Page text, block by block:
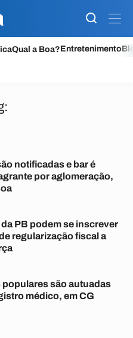
Qual a Boa?Entretenimento
notificadas e bar é
por aglomeração,
PB podem se inscrever
regularização fiscal a
são autuadas
médico, em CG